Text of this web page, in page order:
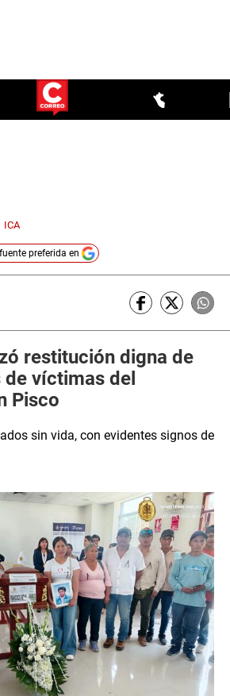
ICA
preferida en
restitución digna de
víctimas del
Pisco
sin vida, con evidentes signos de